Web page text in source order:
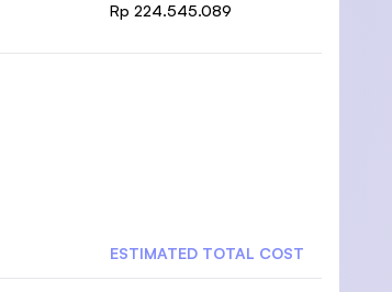
Rp 224.545.089
ESTIMATED TOTAL COST